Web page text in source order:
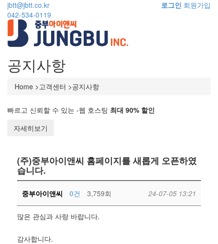
jbtt@jbtt.co.kr
042-534-0119
로그인 회원가입
공지사항
Home >고객센터 >공지사항
빠르고 신뢰할 수 있는 -웹 호스팅 최대 90% 할인
자세히보기
(주)중부아이앤씨 홈페이지를 새롭게 오픈하였
습니다.
중부아이앤씨 0건 3,759회 24-07-05 13:21
많은 관심과 사랑 바랍니다.
감사합니다.